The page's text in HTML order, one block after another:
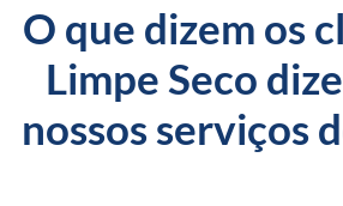
O que dizem os
Limpe Seco
nossos serviços